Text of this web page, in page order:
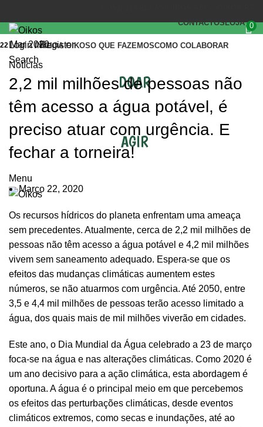
CONTACTOSLOJA 0
Login / Register
Search
INÍCIOA OIKOSO QUE FAZEMOSCOMO COLABORAR
DOAR
AGIR
Menu
Notícias
2,2 mil milhões de pessoas não
têm acesso a água potável, é
preciso atuar com urgência. E
fechar a torneira!
Março 22, 2020
22 Mar 2020
Os recursos hídricos do planeta enfrentam uma ameaça
sem precedentes. Atualmente, cerca de 2,2 mil milhões de
pessoas não têm acesso a água potável e 4,2 mil milhões
vivem sem saneamento adequado. Espera-se que os
efeitos das mudanças climáticas aumentem estes
números, se não atuarmos com urgência. Até 2050, entre
3,5 e 4,4 mil milhões de pessoas terão acesso limitado a
água, dos quais mais de mil milhões viverão em cidades.
Este ano, o Dia Mundial da Água celebrado a 23 de março
foca-se na água e nas alterações climáticas. Como 2020 é
um ano decisivo para a ação climática, esta abordagem é
oportuna. A água é o principal meio em que percebemos
os efeitos das perturbações climáticas, desde eventos
climáticos extremos, como secas e inundações, até ao